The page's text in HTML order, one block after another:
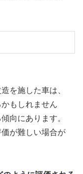
を施した車は、
もしれません
向にあります。
が難しい場合が